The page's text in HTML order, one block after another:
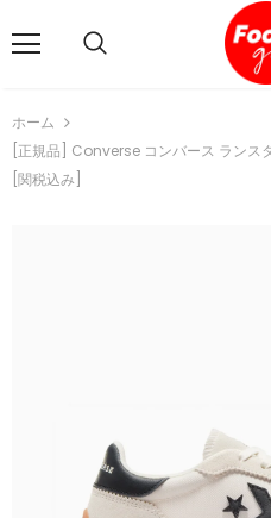
ホーム
[正規品] Converse コンバース ランス
[関税込み]